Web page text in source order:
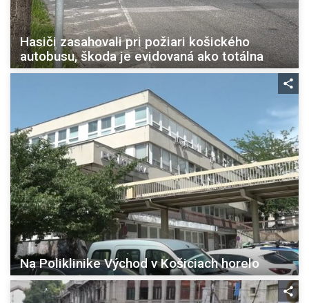
Hasiči zasahovali pri požiari košického
autobusu, škoda je evidovaná ako totálna
Na Poliklinike Východ v Košiciach horelo